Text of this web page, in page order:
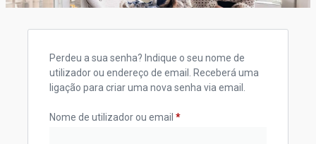
Perdeu a sua senha? Indique o seu nome de
utilizador ou endereço de email. Receberá uma
ligação para criar uma nova senha via email.
Nome de utilizador ou email *